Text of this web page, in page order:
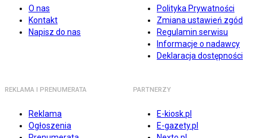
O nas
Kontakt
Napisz do nas
Polityka Prywatności
Zmiana ustawień zgód
Regulamin serwisu
Informacje o nadawcy
Deklaracja dostępności
REKLAMA I PRENUMERATA
Reklama
Ogłoszenia
PARTNERZY
E-kiosk.pl
E-gazety.pl